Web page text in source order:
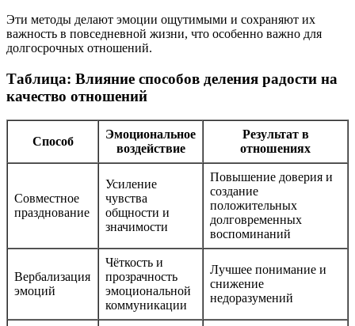
Эти методы делают эмоции ощутимыми и сохраняют их
важность в повседневной жизни, что особенно важно для
долгосрочных отношений.
Таблица: Влияние способов деления радости на
качество отношений
Способ
Эмоциональное
воздействие
Результат в
отношениях
Совместное
празднование
Усиление
чувства
общности и
значимости
Повышение доверия и
создание
положительных
долговременных
воспоминаний
Вербализация
эмоций
Чёткость и
прозрачность
эмоциональной
коммуникации
Лучшее понимание и
снижение
недоразумений